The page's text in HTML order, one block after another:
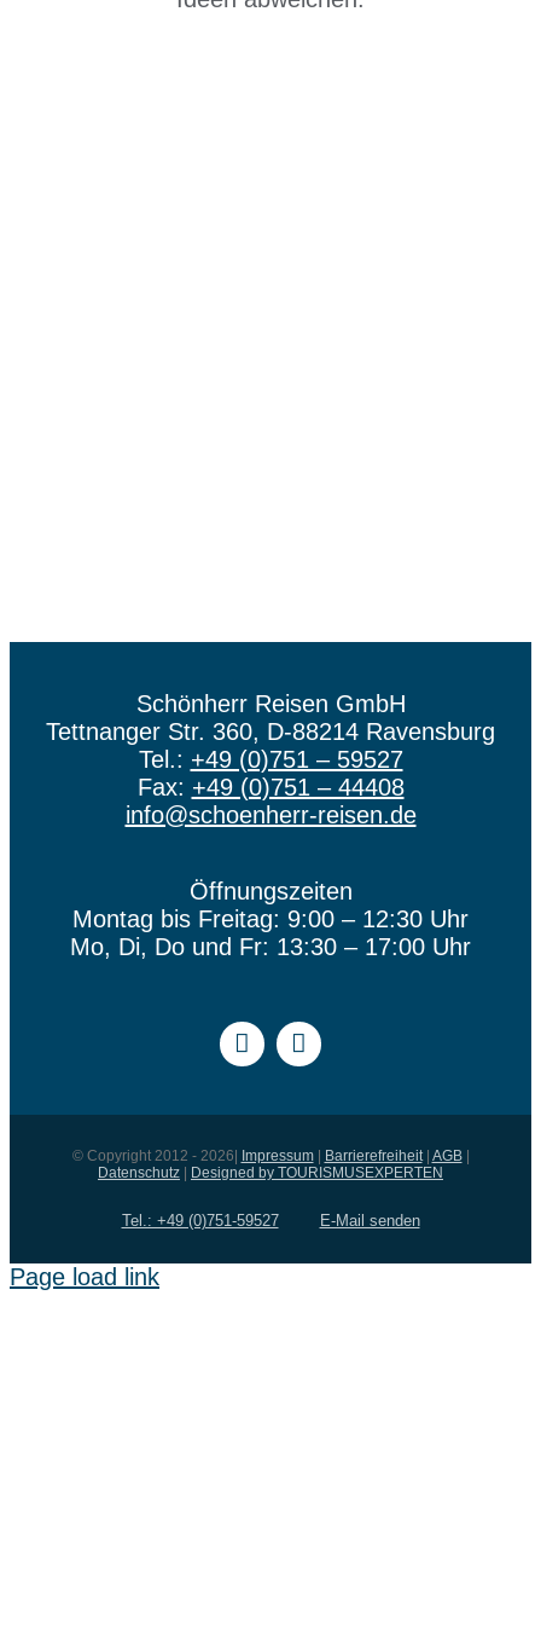
Schönherr Reisen GmbH
Tettnanger Str. 360, D-88214 Ravensburg
Tel.: +49 (0)751 – 59527
Fax: +49 (0)751 – 44408
info@schoenherr-reisen.de
Öffnungszeiten
Montag bis Freitag: 9:00 – 12:30 Uhr
Mo, Di, Do und Fr: 13:30 – 17:00 Uhr
© Copyright 2012 - 2026| Impressum| Barrierefreiheit| AGB|
Datenschutz
Designed by TOURISMUSEXPERTEN
Tel.: +49 (0)751-59527 E-Mail senden
Page load link